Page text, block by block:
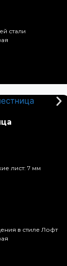
стали
лист: 7 мм
в стиле Лофт